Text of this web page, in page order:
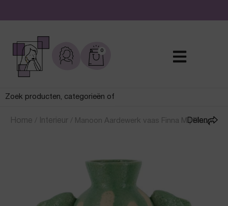
De leukste sieraden online en in de winkel
0
Home / Interieur / Manoon Aardewerk vaas Finna M | Blauw
Delen